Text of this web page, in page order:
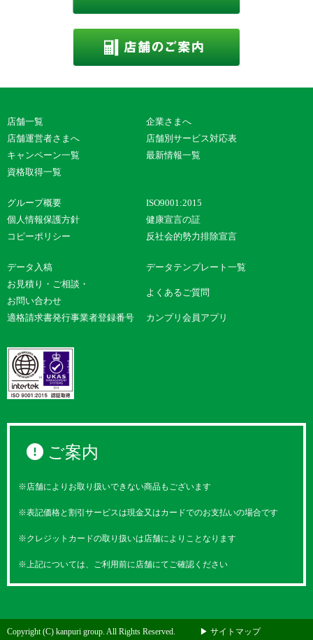
店舗一覧
企業さまへ
店舗運営者さまへ
店舗別サービス対応表
キャンペーン一覧
最新情報一覧
資格取得一覧
グループ概要
ISO9001:2015
個人情報保護方針
健康宣言の証
コピーポリシー
反社会的勢力排除宣言
データ入稿
データテンプレート一覧
お見積り・ご相談・
お問い合わせ
よくあるご質問
適格請求書発行事業者登録番号 カンプリ会員アプリ
ご案内
※店舗によりお取り扱いできない商品もございます
※表記価格と割引サービスは現金又はカードでのお支払いの場合です
※クレジットカードの取り扱いは店舗によりことなります
※上記については、ご利用前に店舗にてご確認ください
Copyright (C) kanpuri group. All Rights Reserved. ▶ サイトマップ